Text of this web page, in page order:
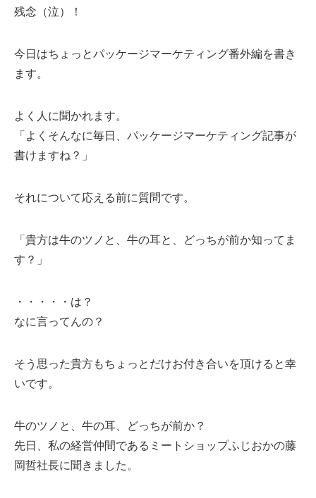
残念（泣）！
今日はちょっとパッケージマーケティング番外編を書き
ます。
よく人に聞かれます。
「よくそんなに毎日、パッケージマーケティング記事が
書けますね？」
それについて応える前に質問です。
「貴方は牛のツノと、牛の耳と、どっちが前か知ってま
す？」
・・・・・は？
なに言ってんの？
そう思った貴方もちょっとだけお付き合いを頂けると幸
いです。
牛のツノと、牛の耳、どっちが前か？
先日、私の経営仲間であるミートショップふじおかの藤
岡哲社長に聞きました。